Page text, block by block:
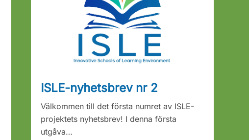
ISLE-nyhetsbrev nr 2
Välkommen till det första numret av ISLE-
projektets nyhetsbrev! I denna första
utgåva…